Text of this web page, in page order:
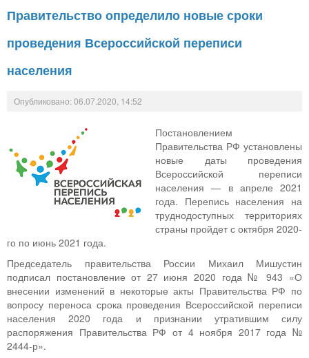
Правительство определило новые сроки
проведения Всероссийской переписи
населения
Опубликовано: 06.07.2020, 14:52
Постановлением
Правительства РФ установлены
новые даты проведения
Всероссийской переписи
населения — в апреле 2021
года. Перепись населения на
труднодоступных территориях
страны пройдет с октября 2020-
го по июнь 2021 года.
Председатель правительства России Михаил Мишустин
подписал постановление от 27 июня 2020 года № 943 «О
внесении изменений в некоторые акты Правительства РФ по
вопросу переноса срока проведения Всероссийской переписи
населения 2020 года и признании утратившим силу
распоряжения Правительства РФ от 4 ноября 2017 года №
2444-р».